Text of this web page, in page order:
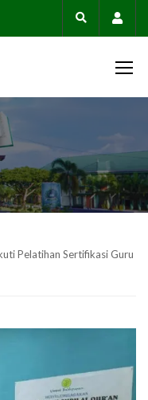
Pelatihan Sertifikasi Guru